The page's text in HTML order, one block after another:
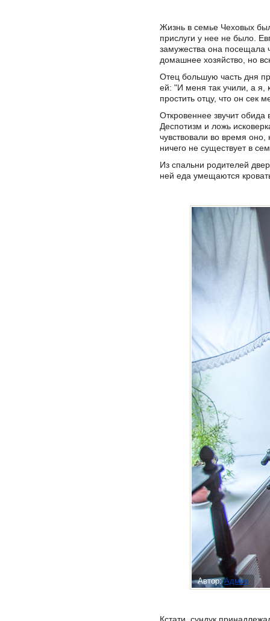
Жизнь в семье Чеховых
прислуги у нее не было.
замужества она посещала
домашнее хозяйство, но
Отец большую часть дня
ей: "И меня так учили, а я,
простить отцу, что он сек
Откровеннее звучит
Деспотизм и ложь
чувствовали во время
ничего не существует в
Из спальни родителей
ней еда умещаются
Автор:Админ